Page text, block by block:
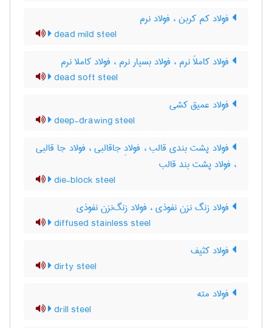
فولاد کم کربن ، فولاد نرم
dead mild steel
فولاد کاملاً نرم ، فولاد بسیار نرم ، فولاد کاملا نرم
dead soft steel
فولاد عمیق کشی
deep-drawing steel
فولاد پشت بندی قالب ، فولادِ جاقالبی ، فولاد جا قالبی
، فولاد پشت بند قالب
die-block steel
فولاد زنگ نزن نفوذی ، فولاد زنگ‌نزن نفوذی
diffused stainless steel
فولاد کثیف
dirty steel
فولاد مته
drill steel